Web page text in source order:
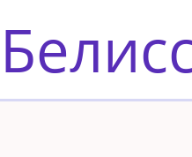
к
содержимому